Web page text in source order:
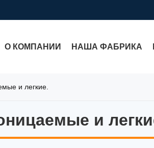
О КОМПАНИИ НАША ФАБРИКА
и легкие.
и
и